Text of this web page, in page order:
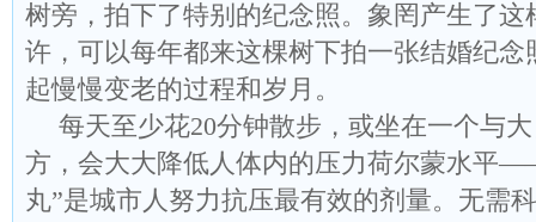
树旁，拍下了特别的纪念照。象罔产生了这
许，可以每年都来这棵树下拍一张结婚纪念
起慢慢变老的过程和岁月。
每天至少花20分钟散步，或坐在一个与
方，会大大降低人体内的压力荷尔蒙水平
丸”是城市人努力抗压最有效的剂量。无需